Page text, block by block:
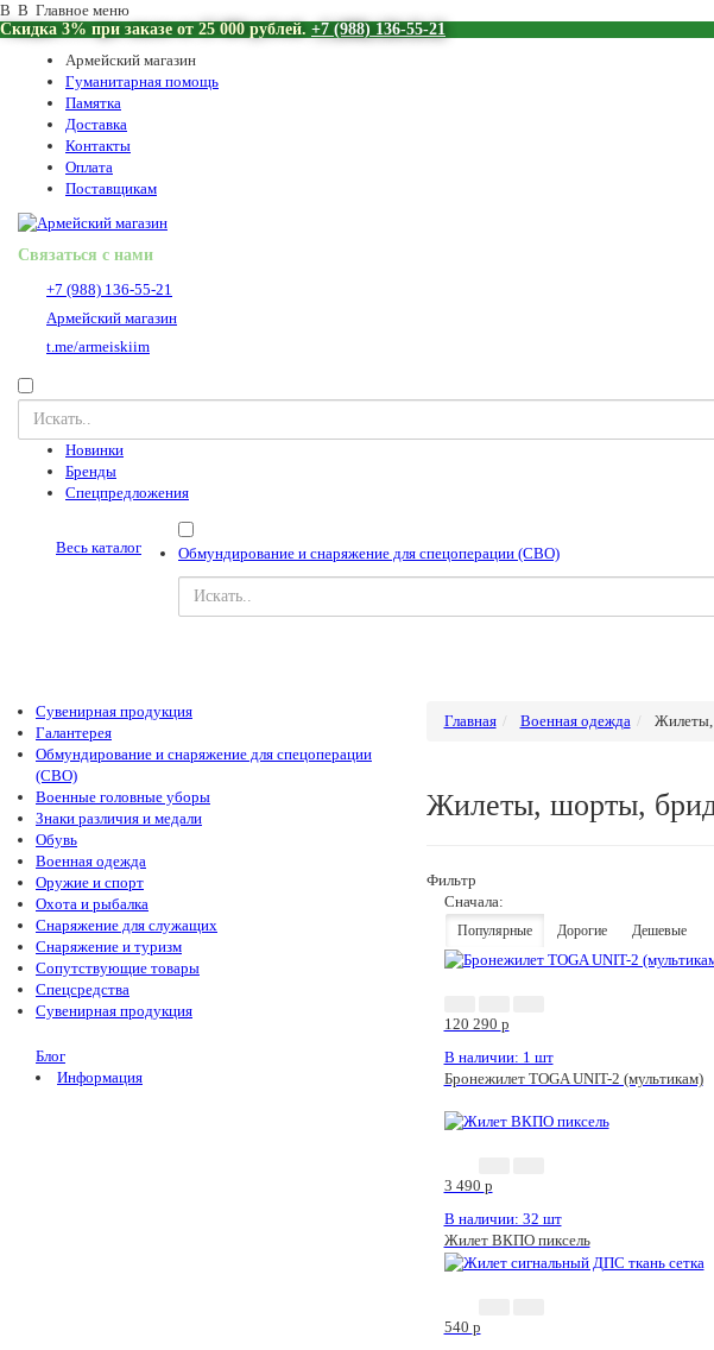
В В Главное меню
Скидка 3% при заказе от 25 000 рублей. +7 (988) 136-55-21
Армейский магазин
Гуманитарная помощь
Памятка
Доставка
Контакты
Оплата
Поставщикам
Связаться с нами
+7 (988) 136-55-21
Армейский магазин
t.me/armeiskiim
Новинки
Бренды
Спецпредложения
Весь каталог Обмундирование и снаряжение для спецоперации (СВО)
Сувенирная продукция
Галантерея
Обмундирование и снаряжение для спецоперации
(СВО)
Военные головные уборы
Знаки различия и медали
Обувь
Военная одежда
Оружие и спорт
Охота и рыбалка
Снаряжение для служащих
Снаряжение и туризм
Сопутствующие товары
Спецсредства
Сувенирная продукция
Блог
Информация
Главная Военная одежда
Жилеты, шорты,
Фильтр
Сначала:
Популярные Дорогие Дешевые
120 290 p
В наличии: 1 шт
Бронежилет TOGA UNIT-2 (мультикам)
3 490 p
В наличии: 32 шт
Жилет ВКПО пиксель
540 p